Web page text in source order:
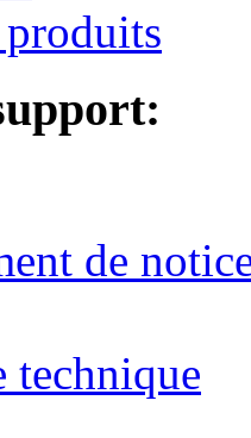
de
technique